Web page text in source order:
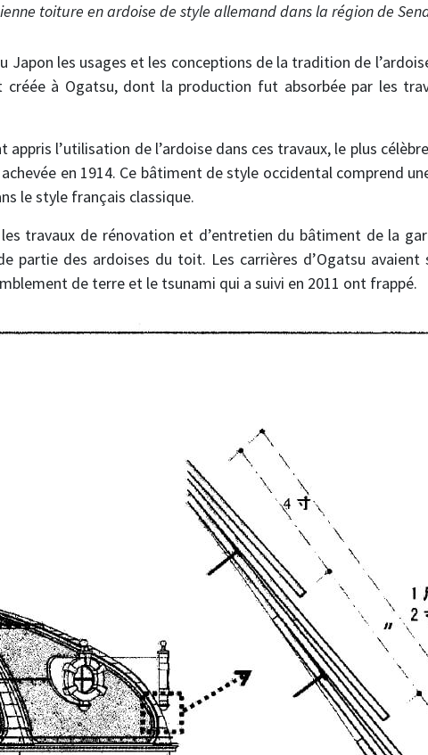
toiture en ardoise de style allemand dans la région de
Japon les usages et les conceptions de la tradition de
créée à Ogatsu, dont la production fut absorbée par les
appris l’utilisation de l’ardoise dans ces travaux, le plus
achevée en 1914. Ce bâtiment de style occidental comprend
le style français classique.
les travaux de rénovation et d’entretien du bâtiment de la
partie des ardoises du toit. Les carrières d’Ogatsu
de terre et le tsunami qui a suivi en 2011 ont frappé.